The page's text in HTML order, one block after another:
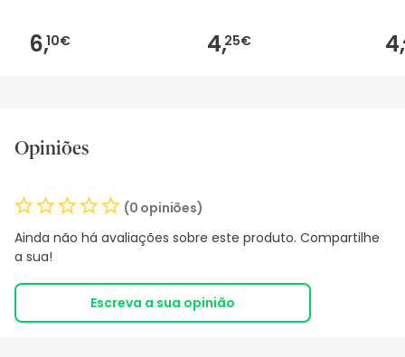
6,10€ 4,25€ 4,
Opiniões
(0 opiniões)
Ainda não há avaliações sobre este produto. Compartilhe
a sua!
Escreva a sua opinião